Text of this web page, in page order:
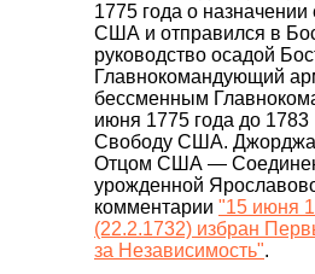
1775 года о
США и отправился в
руководство осадой
Главнокомандующий
бессменным
июня 1775 года до 1783
Свободу США. Джорджа
Отцом США —
урожденной
комментарии "15 июня
(22.2.1732) избран
за Независимость".